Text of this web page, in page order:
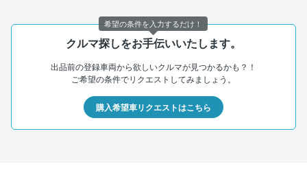
クルマ探しをお手伝いいたします。
出品前の登録車両から欲しいクルマが見つかるかも？！
ご希望の条件でリクエストしてみましょう。
購入希望車リクエストはこちら
希望の条件を入力するだけ！